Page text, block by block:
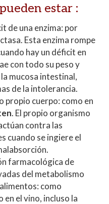
estar :
de una enzima: por
Esta enzima rompe
hay un déficit en
con todo su peso y
mucosa intestinal,
de la intolerancia.
propio cuerpo: como en
. El propio organismo
contra las
cuando se ingiere el
farmacológica de
del metabolismo
como
en el vino, incluso la